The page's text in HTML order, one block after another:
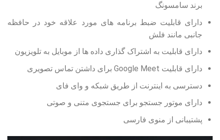
برند سامسونگ
دارای قابلیت ضبط برنامه های مورد علاقه خود در حافظه
جانبی مانند فلش
دارای قابلیت به اشتراک گذاری داده ها از موبایل به تلویزیون
دارای قابلیت Google Meet برای داشتن تماس تصویری
دسترسی به اینترنت از طریق شبکه و وای فای
دارای موتور جستجو برای جستجوی متنی و صوتی
پشتیبانی از منوی فارسی